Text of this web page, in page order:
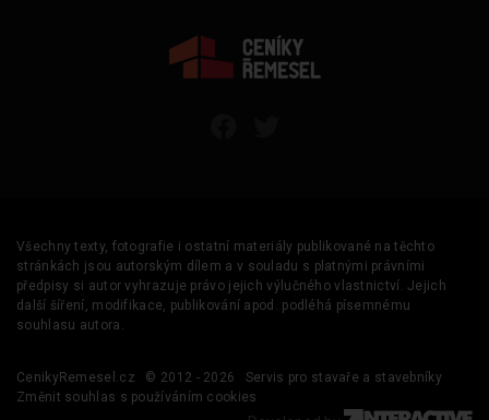
Všechny texty, fotografie i ostatní materiály publikované na těchto
stránkách jsou autorským dílem a v souladu s platnými právními
předpisy si autor vyhrazuje právo jejich výlučného vlastnictví. Jejich
další šíření, modifikace, publikování apod. podléhá písemnému
souhlasu autora.
CenikyRemesel.cz © 2012 - 2026
Servis pro stavaře a stavebníky
Změnit souhlas s používáním cookies